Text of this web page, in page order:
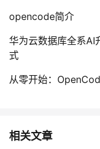
opencode简介
华为云数据库全系
式
从零开始：
相关文章